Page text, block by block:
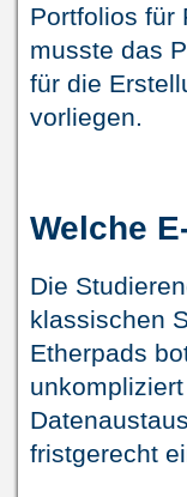
Portfolios für
musste das
für die
vorliegen.
Welche
Die
klassischen
Etherpads
fristgerecht